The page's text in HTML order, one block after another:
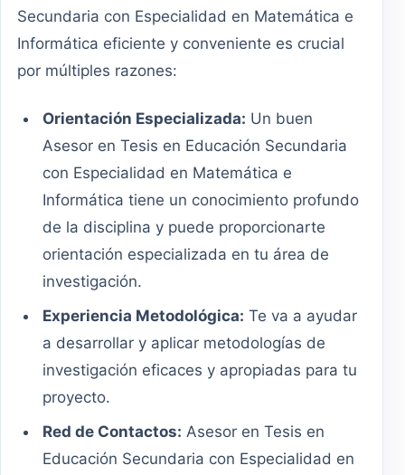
Secundaria con Especialidad en Matemática e
Informática eficiente y conveniente es crucial
por múltiples razones:
Orientación Especializada: Un buen
Asesor en Tesis en Educación Secundaria
con Especialidad en Matemática e
Informática tiene un conocimiento profundo
de la disciplina y puede proporcionarte
orientación especializada en tu área de
investigación.
Experiencia Metodológica: Te va a ayudar
a desarrollar y aplicar metodologías de
investigación eficaces y apropiadas para tu
proyecto.
Red de Contactos: Asesor en Tesis en
Educación Secundaria con Especialidad en